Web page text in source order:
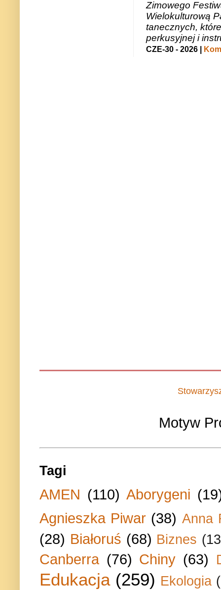
Zimowego
Wielokulturową
tanecznych,
perkusyjnej i
CZE-30 - 2026 |
Motyw
Tagi
AMEN (110) Aborygeni
Agnieszka Piwar (38) Anna
(28) Białoruś (68) Biznes
Canberra (76) Chiny (63)
Edukacja (259) Ekologia